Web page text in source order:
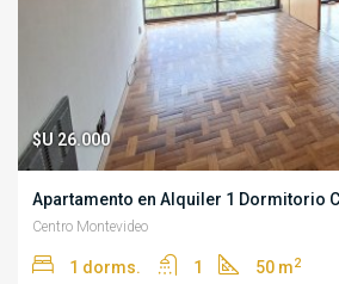
$U 26.000
Apartamento en Alquiler 1 Dormitorio
Centro Montevideo
1 dorms. 1 50 m2